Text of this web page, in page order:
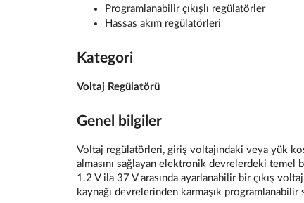
Programlanabilir çıkışlı regülatörler
Hassas akım regülatörleri
Kategori
Voltaj Regülatörü
Genel bilgiler
Voltaj regülatörleri, giriş voltajındaki veya yük
almasını sağlayan elektronik devrelerdeki
1.2 V ila 37 V arasında ayarlanabilir bir çıkış
kaynağı devrelerinden karmaşık